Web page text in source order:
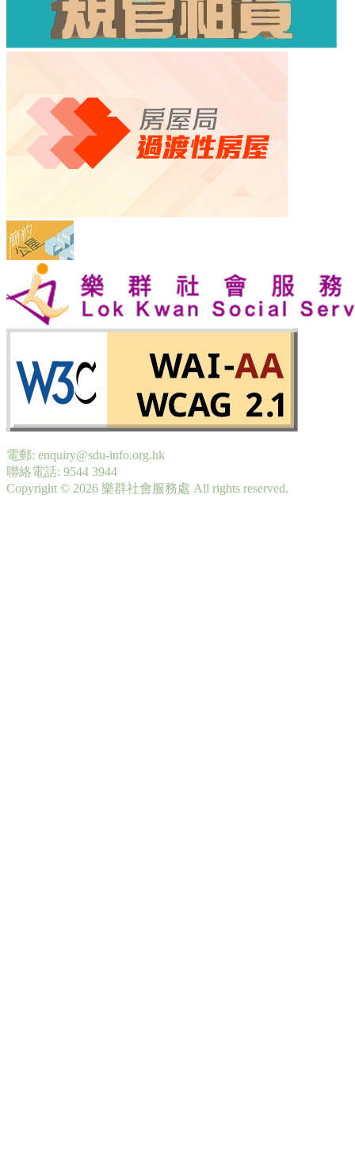
電郵: enquiry@sdu-info.org.hk
聯絡電話: 9544 3944
Copyright © 2026 樂群社會服務處 All rights reserved.